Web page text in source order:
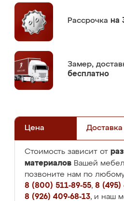
Рассрочка на
Замер,
бесплатно
Цена Доставка
Стоимость зависит от
материалов Вашей
позвоните нам по
8 (800) 511-89-55, 8 (495)
8 (926) 409-68-13, и наш